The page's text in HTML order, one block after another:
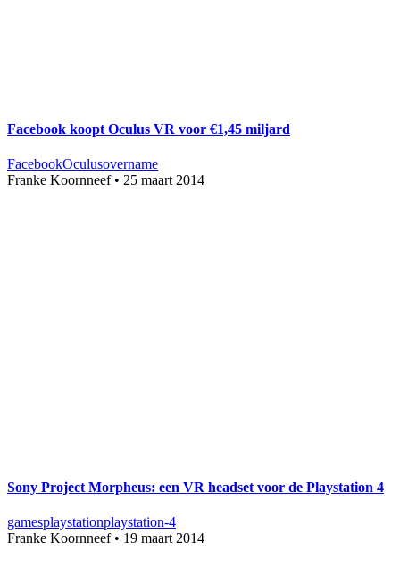
Facebook koopt Oculus VR voor €1,45 miljard
FacebookOculusovername
Franke Koornneef• 25 maart 2014
Sony Project Morpheus: een VR headset voor de Playstation 4
gamesplaystationplaystation-4
Franke Koornneef• 19 maart 2014